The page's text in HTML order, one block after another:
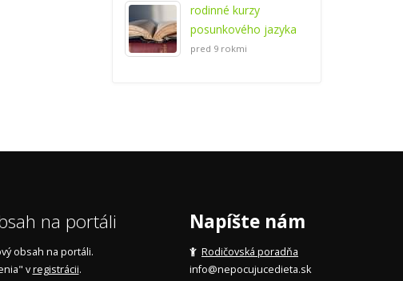
rodinné kurzy
posunkového jazyka
pred 9 rokmi
na portáli
obsah na portáli.
vregistrácii.
Napíšte nám
Rodičovská poradňa
info@nepocujucedieta.sk